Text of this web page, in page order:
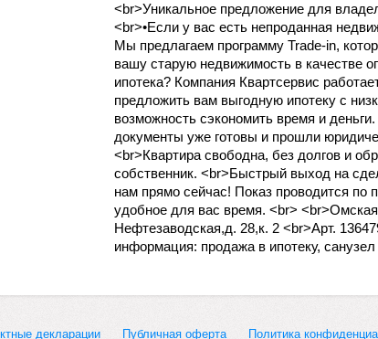
<br>Уникальное предложение для
<br>•Если у вас есть непроданная
Мы предлагаем программу Trade-in,
вашу старую недвижимость в качестве
ипотека? Компания Квартсервис
предложить вам выгодную ипотеку с
возможность сэкономить время и
документы уже готовы и прошли
<br>Квартира свободна, без долгов и
собственник. <br>Быстрый выход на
нам прямо сейчас! Показ проводится по
удобное для вас время. <br>
Нефтезаводская,д. 28,к. 2 <br>Арт.
информация: продажа в ипотеку,
декларации Публичная оферта Политика